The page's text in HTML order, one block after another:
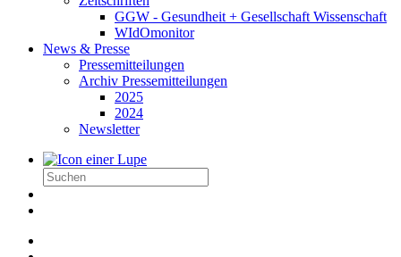
GGW - Gesundheit + Gesellschaft Wissenschaft
WIdOmonitor
News & Presse
Pressemitteilungen
Archiv Pressemitteilungen
2025
2024
Newsletter